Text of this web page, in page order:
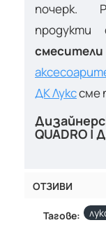
почерк.
ДК Лукссме
QUADRO
ОТЗИВИ
Тагове: